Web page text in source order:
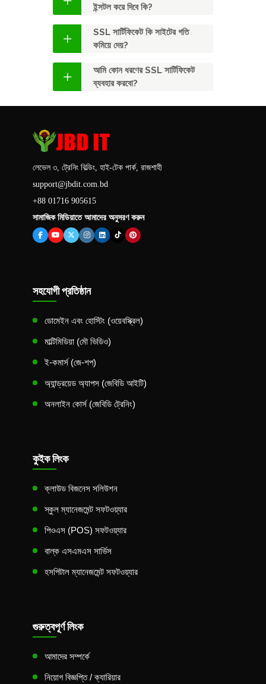
ইন্সটল করে দিবে কি?
SSL সার্টিফিকেট কি সাইটের গতি
কমিয়ে দেয়?
আমি কোন ধরণের SSL সার্টিফিকেট
ব্যবহার করবো?
লেভেল ৩, ট্রেনিং বিল্ডিং, হাই-টেক পার্ক, রাজশাহী
support@jbdit.com.bd
+88 01716 905615
সামাজিক মিডিয়াতে আমাদের অনুসরণ করুন
সহযোগী প্রতিষ্ঠান
ডোমেইন এবং হোস্টিং (ওয়েবস্ক্রিল)
মাল্টিমিডিয়া (মৌ ভিডিও)
ই-কমার্স (জে-শপ)
অ্যান্ড্রয়েড অ্যাপস (জেবিডি আইটি)
অনলাইন কোর্স (জেবিডি ট্রেনিং)
কুইক লিংক
ক্লাউড বিজনেস সলিউশন
স্কুল ম্যানেজমেন্ট সফটওয়্যার
পিওএস (POS) সফটওয়্যার
বাল্ক এসএমএস সার্ভিস
হসপিটাল ম্যানেজমেন্ট সফটওয়্যার
গুরুত্বপূর্ণ লিংক
আমাদের সম্পর্কে
নিয়োগ বিজ্ঞপ্তি / ক্যারিয়ার